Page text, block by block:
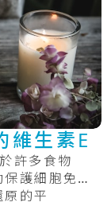
維生素E
許多食物
護細胞免受
的平